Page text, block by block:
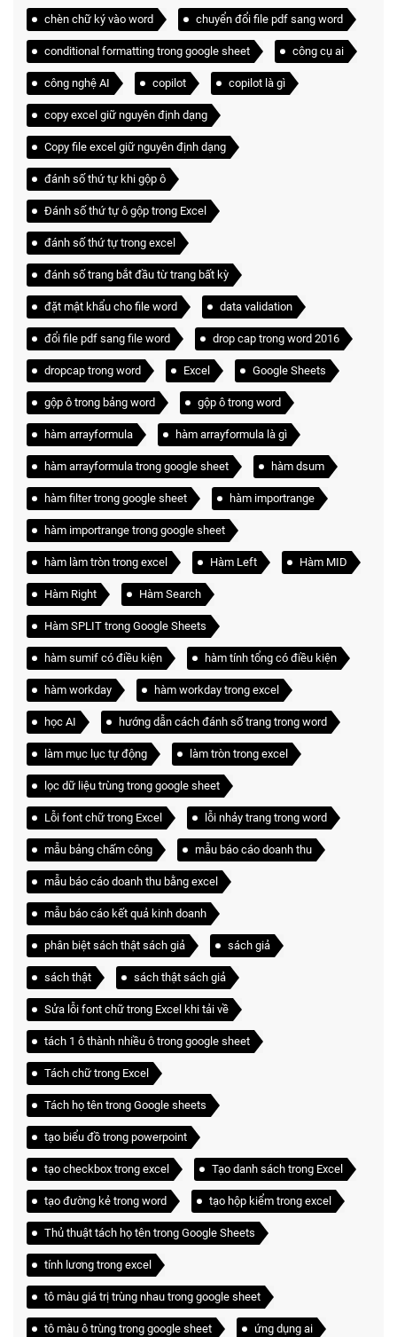
chèn chữ ký vào word chuyển đổi file pdf sang word
conditional formatting trong google sheet công cụ ai
công nghệ AI copilot copilot là gì
copy excel giữ nguyên định dạng
Copy file excel giữ nguyên định dạng
đánh số thứ tự khi gộp ô
Đánh số thứ tự ô gộp trong Excel
đánh số thứ tự trong excel
đánh số trang bắt đầu từ trang bất kỳ
đặt mật khẩu cho file word data validation
đổi file pdf sang file word drop cap trong word 2016
dropcap trong word Excel Google Sheets
gộp ô trong bảng word gộp ô trong word
hàm arrayformula hàm arrayformula là gì
hàm arrayformula trong google sheet hàm dsum
hàm filter trong google sheet hàm importrange
hàm importrange trong google sheet
hàm làm tròn trong excel Hàm Left Hàm MID
Hàm Right Hàm Search
Hàm SPLIT trong Google Sheets
hàm sumif có điều kiện hàm tính tổng có điều kiện
hàm workday hàm workday trong excel
học AI hướng dẫn cách đánh số trang trong word
làm mục lục tự động làm tròn trong excel
lọc dữ liệu trùng trong google sheet
Lỗi font chữ trong Excel lỗi nhảy trang trong word
mẫu bảng chấm công mẫu báo cáo doanh thu
mẫu báo cáo doanh thu bằng excel
mẫu báo cáo kết quả kinh doanh
phân biệt sách thật sách giả sách giả
sách thật sách thật sách giả
Sửa lỗi font chữ trong Excel khi tải về
tách 1 ô thành nhiều ô trong google sheet
Tách chữ trong Excel
Tách họ tên trong Google sheets
tạo biểu đồ trong powerpoint
tạo checkbox trong excel Tạo danh sách trong Excel
tạo đường kẻ trong word tạo hộp kiểm trong excel
Thủ thuật tách họ tên trong Google Sheets
tính lương trong excel
tô màu giá trị trùng nhau trong google sheet
tô màu ô trùng trong google sheet ứng dụng ai